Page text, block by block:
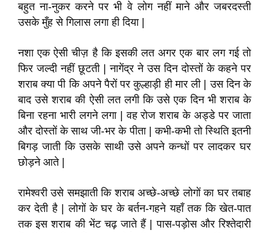
बहुत ना-नुकर करने पर भी वे लोग नहीं माने और जबरदस्ती
उसके मुँह से गिलास लगा ही दिया |
नशा एक ऐसी चीज़ है कि इसकी लत अगर एक बार लग गई तो
फिर जल्दी नहीं छूटती | नागेंद्र ने उस दिन दोस्तों के कहने पर
शराब क्या पी कि अपने पैरों पर कुल्हाड़ी ही मार ली | उस दिन के
बाद उसे शराब की ऐसी लत लगी कि उसे एक दिन भी शराब के
बिना रहना भारी लगने लगा | वह रोज शराब के अड्डे पर जाता
और दोस्तों के साथ जी-भर के पीता | कभी-कभी तो स्थिति इतनी
बिगड़ जाती कि उसके साथी उसे अपने कन्धों पर लादकर घर
छोड़ने आते |
रामेश्वरी उसे समझाती कि शराब अच्छे-अच्छे लोगों का घर तबाह
कर देती है | लोगों के घर के बर्तन-गहने यहाँ तक कि खेत-पात
तक इस शराब की भेंट चढ़ जाते हैं | पास-पड़ोस और रिश्तेदारी